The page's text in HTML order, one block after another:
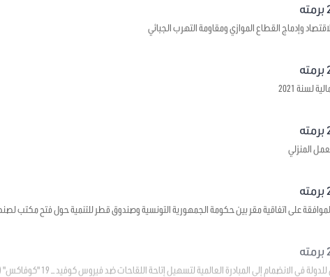
وإدماج القطاع الموازي ومقاومة التهرب الجبائي
لسنة 2021
المنزلي
على اتفاقية مقر بين حكومة الجمهورية التونسية وصندوق قطر للتنمية حول فتح مكتب